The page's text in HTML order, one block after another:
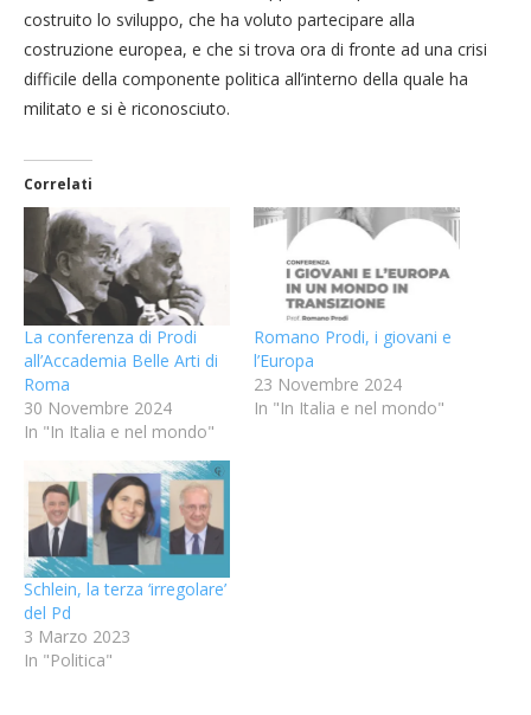
costruito lo sviluppo, che ha voluto partecipare alla
costruzione europea, e che si trova ora di fronte ad una crisi
difficile della componente politica all’interno della quale ha
militato e si è riconosciuto.
Correlati
La conferenza di Prodi
all’Accademia Belle Arti di
Roma
30 Novembre 2024
In "In Italia e nel mondo"
Romano Prodi, i giovani e
l’Europa
23 Novembre 2024
In "In Italia e nel mondo"
Schlein, la terza ‘irregolare’
del Pd
3 Marzo 2023
In "Politica"